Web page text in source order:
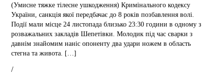
(Умисне тяжке тілесне ушкодження) Кримінального кодексу
України, санкція якої передбачає до 8 років позбавлення волі.
Події мали місце 24 листопада близько 23:30 години в одному з
розважальних закладів Шепетівки. Молодик під час сварки з
давнім знайомим наніс опоненту два удари ножем в область
стегна та живота. […]
/